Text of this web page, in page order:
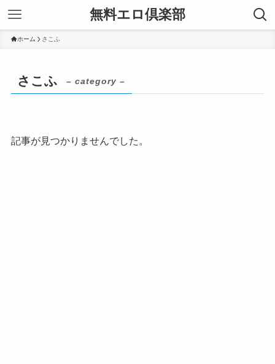
無料エロ倶楽部
ホーム さこふ
さこふ – category –
記事が見つかりませんでした。